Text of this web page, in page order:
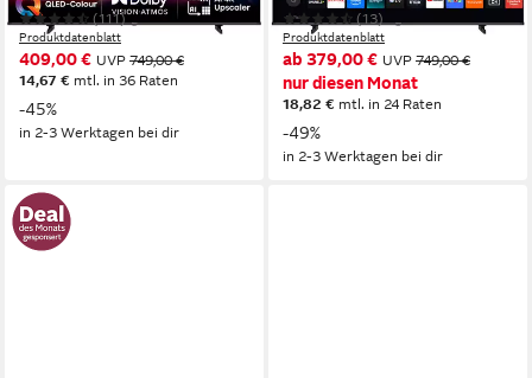
(111)
Produktdatenblatt
409,00 € UVP 749,00 €
14,67 € mtl. in 36 Raten
-45%
in 2-3 Werktagen bei dir
(13)
Produktdatenblatt
ab 379,00 € UVP 749,00 €
nur diesen Monat
18,82 € mtl. in 24 Raten
-49%
in 2-3 Werktagen bei dir